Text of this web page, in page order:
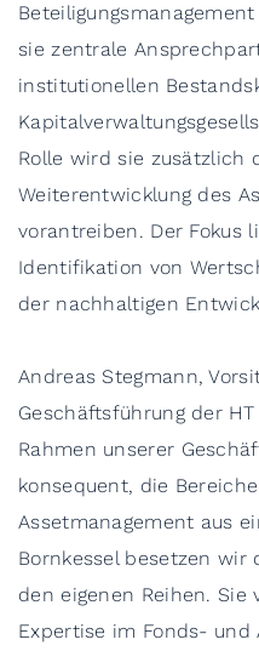
sie zentrale
institutionellen
Rolle wird sie zusätzlich
Weiterentwicklung des
vorantreiben. Der Fokus
Identifikation von
der nachhaltigen
Andreas Stegmann,
Geschäftsführung der
Rahmen unserer
konsequent, die
Assetmanagement aus
Bornkessel besetzen wir
den eigenen Reihen. Sie
Expertise im Fonds-